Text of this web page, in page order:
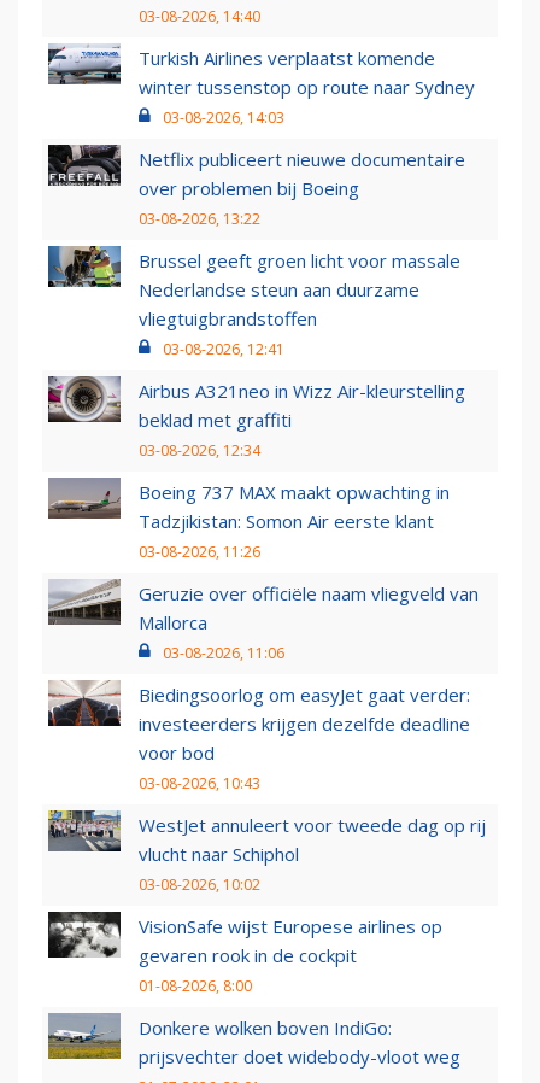
03-08-2026, 14:40
Turkish Airlines verplaatst komende
winter tussenstop op route naar Sydney
03-08-2026, 14:03
Netflix publiceert nieuwe documentaire
over problemen bij Boeing
03-08-2026, 13:22
Brussel geeft groen licht voor massale
Nederlandse steun aan duurzame
vliegtuigbrandstoffen
03-08-2026, 12:41
Airbus A321neo in Wizz Air-kleurstelling
beklad met graffiti
03-08-2026, 12:34
Boeing 737 MAX maakt opwachting in
Tadzjikistan: Somon Air eerste klant
03-08-2026, 11:26
Geruzie over officiële naam vliegveld van
Mallorca
03-08-2026, 11:06
Biedingsoorlog om easyJet gaat verder:
investeerders krijgen dezelfde deadline
voor bod
03-08-2026, 10:43
WestJet annuleert voor tweede dag op rij
vlucht naar Schiphol
03-08-2026, 10:02
VisionSafe wijst Europese airlines op
gevaren rook in de cockpit
01-08-2026, 8:00
Donkere wolken boven IndiGo:
prijsvechter doet widebody-vloot weg